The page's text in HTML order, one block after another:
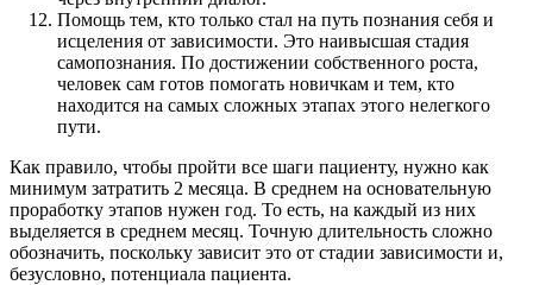
Помощь тем, кто только стал на путь познания себя и
исцеления от зависимости. Это наивысшая стадия
самопознания. По достижении собственного роста,
человек сам готов помогать новичкам и тем, кто
находится на самых сложных этапах этого нелегкого
пути.
Как правило, чтобы пройти все шаги пациенту, нужно как
минимум затратить 2 месяца. В среднем на основательную
проработку этапов нужен год. То есть, на каждый из них
выделяется в среднем месяц. Точную длительность сложно
обозначить, поскольку зависит это от стадии зависимости и,
безусловно, потенциала пациента.